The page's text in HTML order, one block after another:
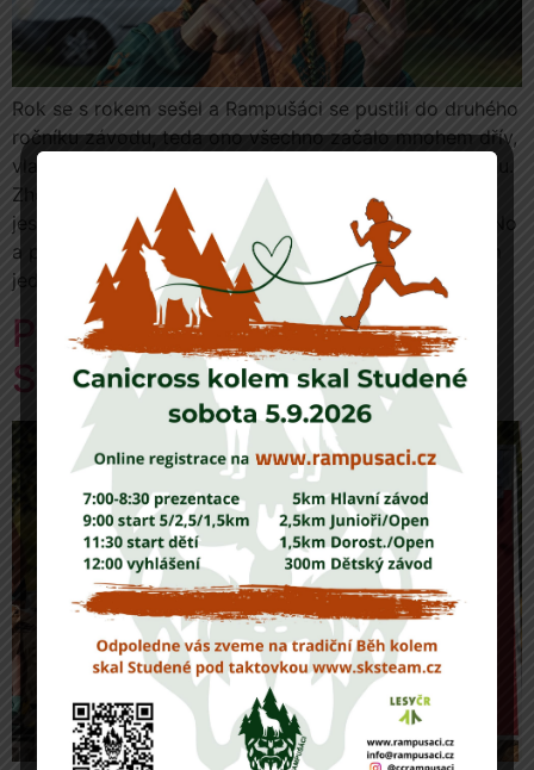
Rok se s rokem sešel a Rampušáci se pustili do druhého
ročníku závodu, teda ono všechno začalo mnohem dřív,
vlastně asi tak týden po skončení toho prvního ročníku.
Zhodnotili jsme, jestli na to máme, jaké byly ohlasy,
jestli za to všem stála ta nervozita paní předsedové. No
a prej jo. Takže. Co se oficialit týká, vše bylo mnohem
jednoduší, […]
První Canicross kolem skal
Studené